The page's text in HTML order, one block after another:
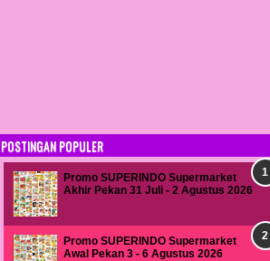
POSTINGAN POPULER
Promo SUPERINDO Supermarket
Akhir Pekan 31 Juli - 2 Agustus 2026
Promo SUPERINDO Supermarket
Awal Pekan 3 - 6 Agustus 2026